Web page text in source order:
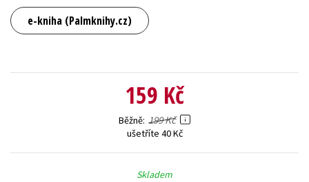
e-kniha (Palmknihy.cz)
159 Kč
Běžně 199 Kč
ušetříte 40 Kč
Skladem